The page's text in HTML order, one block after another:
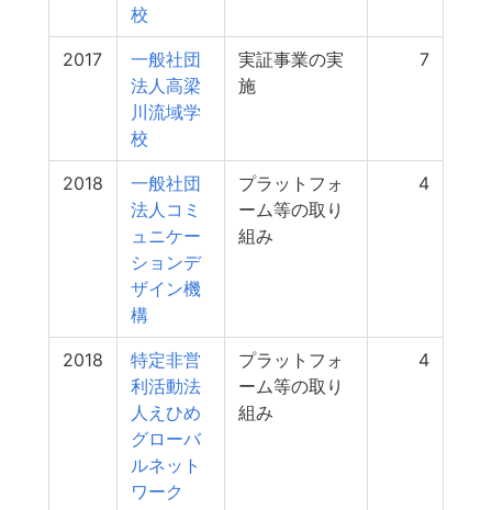
校
2017
一般社団
法人高梁
川流域学
校
実証事業の実
施
7
2018
一般社団
法人コミ
ュニケー
ションデ
ザイン機
構
プラットフォ
ーム等の取り
組み
4
2018
特定非営
利活動法
人えひめ
グローバ
ルネット
ワーク
プラットフォ
ーム等の取り
組み
4